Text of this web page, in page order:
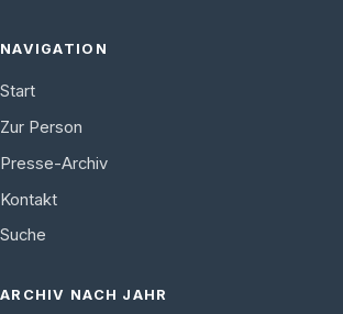
NAVIGATION
Start
Zur Person
Presse-Archiv
Kontakt
Suche
ARCHIV NACH JAHR